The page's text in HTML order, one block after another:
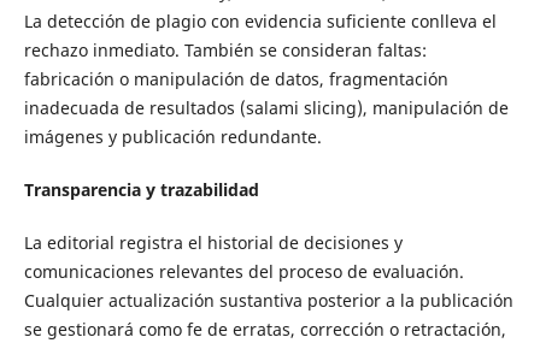
La detección de plagio con evidencia suficiente conlleva el
rechazo inmediato. También se consideran faltas:
fabricación o manipulación de datos, fragmentación
inadecuada de resultados (salami slicing), manipulación de
imágenes y publicación redundante.
Transparencia y trazabilidad
La editorial registra el historial de decisiones y
comunicaciones relevantes del proceso de evaluación.
Cualquier actualización sustantiva posterior a la publicación
se gestionará como fe de erratas, corrección o retractación,